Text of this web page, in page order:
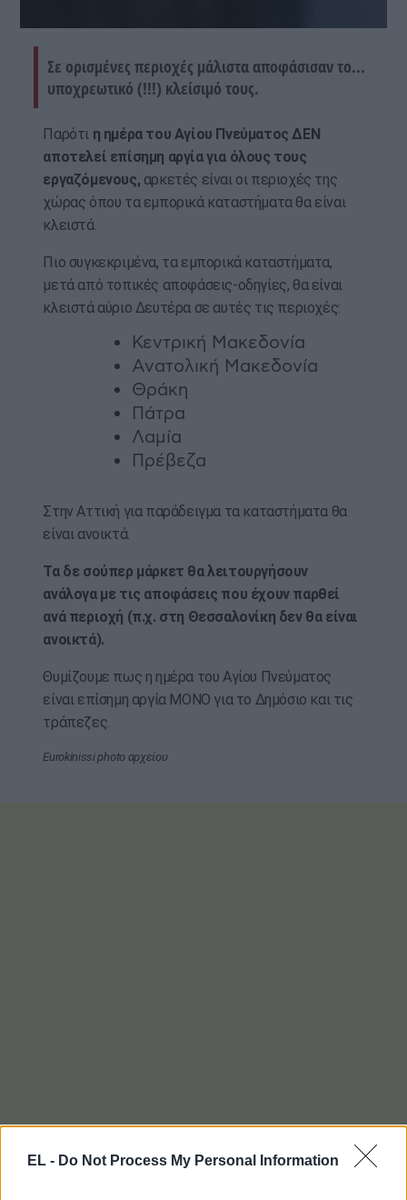
EL - Do Not Process My Personal Information
Σε ορισμένες περιοχές μάλιστα αποφάσισαν το...
υποχρεωτικό (!!!) κλείσιμό τους.
Παρότι η ημέρα του Αγίου Πνεύματος ΔΕΝ
αποτελεί επίσημη αργία για όλους τους
εργαζόμενους, αρκετές είναι οι περιοχές της
χώρας όπου τα εμπορικά καταστήματα θα είναι
κλειστά.
Πιο συγκεκριμένα, τα εμπορικά καταστήματα,
μετά από τοπικές αποφάσεις-οδηγίες, θα είναι
κλειστά αύριο Δευτέρα σε αυτές τις περιοχές:
Κεντρική Μακεδονία
Ανατολική Μακεδονία
Θράκη
Πάτρα
Λαμία
Πρέβεζα
Στην Αττική για παράδειγμα τα καταστήματα θα
είναι ανοικτά.
Τα δε σούπερ μάρκετ θα λειτουργήσουν
ανάλογα με τις αποφάσεις που έχουν παρθεί
ανά περιοχή (π.χ. στη Θεσσαλονίκη δεν θα είναι
ανοικτά).
Θυμίζουμε πως η ημέρα του Αγίου Πνεύματος
είναι επίσημη αργία ΜΟΝΟ για το Δημόσιο και τις
τράπεζες.
Eurokinissi photo αρχείου